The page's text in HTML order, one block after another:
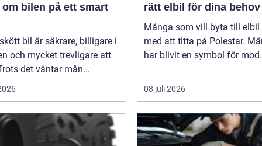
om bilen på ett smart
bil är säkrare, billigare i
och mycket trevligare att
det väntar mån...
rätt elbil för dina behov
Många som vill byta till elbil
med att titta på Polestar.
har blivit en symbol för
08 juli 2026